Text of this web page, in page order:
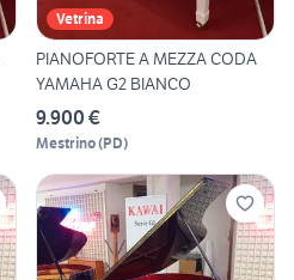
Vetrina
PIANOFORTE A MEZZA CODA
YAMAHA G2 BIANCO
9.900 €
Mestrino(PD)